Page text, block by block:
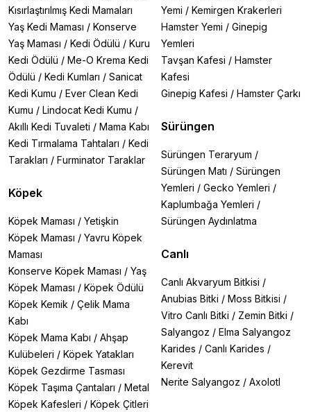
Kısırlaştırılmış Kedi Mamaları
Yaş Kedi Maması / Konserve
Yaş Maması / Kedi Ödülü / Kuru
Kedi Ödülü / Me-O Krema Kedi
Ödülü / Kedi Kumları / Sanicat
Kedi Kumu / Ever Clean Kedi
Kumu / Lindocat Kedi Kumu /
Akıllı Kedi Tuvaleti / Mama Kabı
Kedi Tırmalama Tahtaları / Kedi
Tarakları / Furminator Taraklar
Köpek
Köpek Maması / Yetişkin
Köpek Maması / Yavru Köpek
Maması
Konserve Köpek Maması / Yaş
Köpek Maması / Köpek Ödülü
Köpek Kemik / Çelik Mama
Kabı
Köpek Mama Kabı / Ahşap
Kulübeleri / Köpek Yatakları
Köpek Gezdirme Tasması
Köpek Taşıma Çantaları / Metal
Köpek Kafesleri / Köpek Çitleri
Yemi / Kemirgen Krakerleri
Hamster Yemi / Ginepig
Yemleri
Tavşan Kafesi / Hamster
Kafesi
Ginepig Kafesi / Hamster Çarkı
Sürüngen
Sürüngen Teraryum /
Sürüngen Matı / Sürüngen
Yemleri / Gecko Yemleri /
Kaplumbağa Yemleri /
Sürüngen Aydınlatma
Canlı
Canlı Akvaryum Bitkisi /
Anubias Bitki / Moss Bitkisi /
Vitro Canlı Bitki / Zemin Bitki /
Salyangoz / Elma Salyangoz
Karides / Canlı Karides /
Kerevit
Nerite Salyangoz / Axolotl